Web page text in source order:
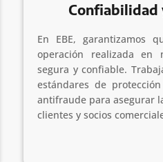
Confiabilidad
En EBE, garantizamos
operación realizada en
segura y confiable.
estándares de
antifraude para asegurar
clientes y socios